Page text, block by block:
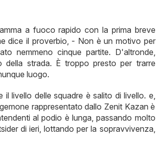
a fuoco rapido con la prima breve
dice il proverbio, - Non è un motivo per
nemmeno cinque partite. D'altronde,
strada. È troppo presto per trarre
luogo.
livello delle squadre è salito di livello. e,
rappresentato dallo Zenit Kazan è
al podio è lunga, passando molto
di ieri, lottando per la sopravvivenza,